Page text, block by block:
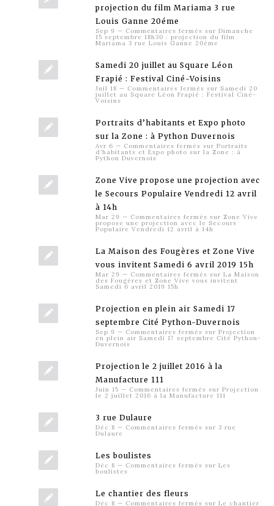
projection du film Mariama 3 rue
Louis Ganne 20éme
Sep 9 — Commentaires fermés sur Dimanche
15 septembre 18h30 : projection du film
Mariama 3 rue Louis Ganne 20éme
Samedi 20 juillet au Square Léon
Frapié : Festival Ciné-Voisins
Juil 18 — Commentaires fermés sur Samedi 20
juillet au Square Léon Frapié : Festival Ciné-
Voisins
Portraits d’habitants et Expo photo
sur la Zone : à Python Duvernois
Avr 6 — Commentaires fermés sur Portraits
d’habitants et Expo photo sur la Zone : à
Python Duvernois
Zone Vive propose une projection avec
le Secours Populaire Vendredi 12 avril
à 14h
Mar 29 — Commentaires fermés sur Zone Vive
propose une projection avec le Secours
Populaire Vendredi 12 avril à 14h
La Maison des Fougères et Zone Vive
vous invitent Samedi 6 avril 2019 15h
Mar 29 — Commentaires fermés sur La Maison
des Fougères et Zone Vive vous invitent
Samedi 6 avril 2019 15h
Projection en plein air Samedi 17
septembre Cité Python-Duvernois
Sep 9 — Commentaires fermés sur Projection
en plein air Samedi 17 septembre Cité Python-
Duvernois
Projection le 2 juillet 2016 à la
Manufacture 111
Juin 15 — Commentaires fermés sur Projection
le 2 juillet 2016 à la Manufacture 111
3 rue Dulaure
Déc 8 — Commentaires fermés sur 3 rue
Dulaure
Les boulistes
Déc 8 — Commentaires fermés sur Les
boulistes
Le chantier des fleurs
Déc 8 — Commentaires fermés sur Le chantier